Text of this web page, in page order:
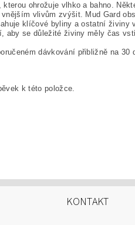
kterou ohrožuje vlhko a bahno.
vlivům zvýšit. Mud Gard
klíčové byliny a ostatní živiny
aby se důležité živiny měly čas
dávkování přibližně na 30
k této položce.
KONTAKT